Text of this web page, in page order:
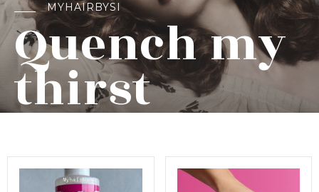
MYHAIRBYSI
Quench my
thirst